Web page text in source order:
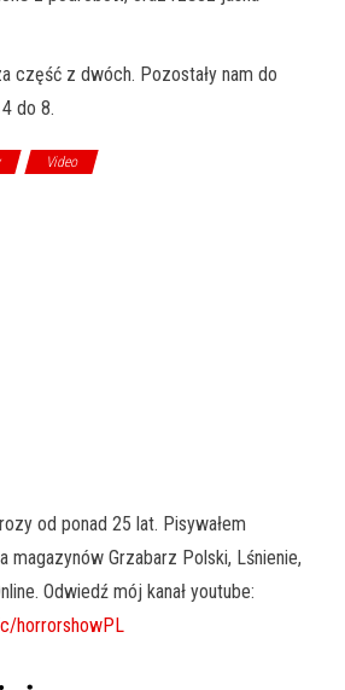
część z dwóch. Pozostały nam do
do 8.
Video
od ponad 25 lat. Pisywałem
magazynów Grzabarz Polski, Lśnienie,
Odwiedź mój kanał youtube:
horrorshowPL